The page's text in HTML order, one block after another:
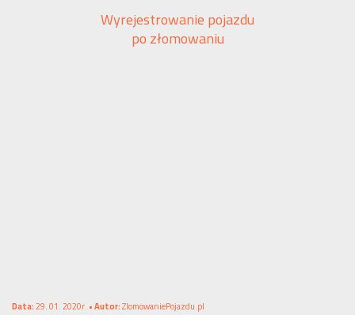
Wyrejestrowanie pojazdu
po złomowaniu
Data:29. 01. 2020r. •Autor:ZlomowaniePojazdu.pl